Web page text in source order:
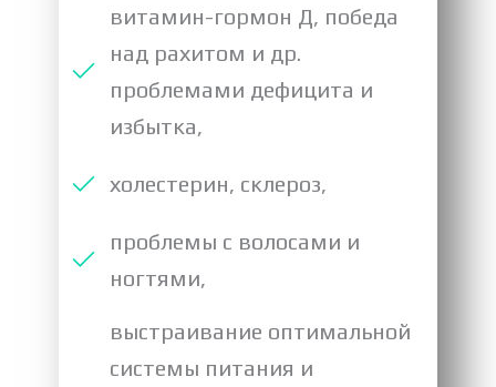
витамин-гормон Д, победа
над рахитом и др.
проблемами дефицита и
избытка,
холестерин, склероз,
проблемы с волосами и
ногтями,
выстраивание оптимальной
системы питания и